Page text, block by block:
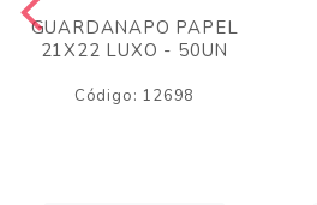
GUARDANAPO PAPEL
21X22 LUXO - 50UN
Código: 12698